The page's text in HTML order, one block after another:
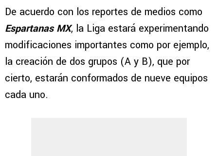
De acuerdo con los reportes de medios como
Espartanas MX, la Liga estará experimentando
modificaciones importantes como por ejemplo,
la creación de dos grupos (A y B), que por
cierto, estarán conformados de nueve equipos
cada uno.